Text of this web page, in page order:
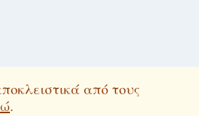
από τους
.